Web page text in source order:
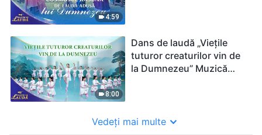
4:59
8:00
Dans de laudă „Viețile
tuturor creaturilor vin de
la Dumnezeu” Muzică
Vedeți mai multe